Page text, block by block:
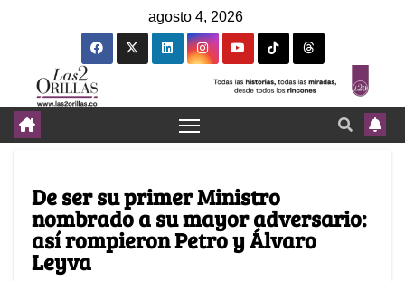
agosto 4, 2026
De ser su primer Ministro
nombrado a su mayor adversario:
así rompieron Petro y Álvaro
Leyva